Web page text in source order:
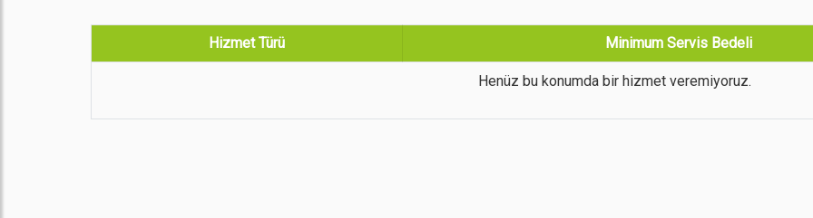
Hizmet Türü Minimum Servis Bedeli
Henüz bu konumda bir hizmet veremiyoruz.